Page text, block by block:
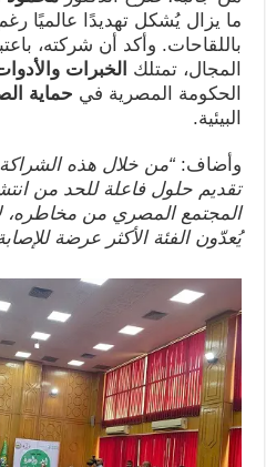
ما يزال يُشكل تهديدًا عالميًا رغم
باللقاحات. وأكد أن شركته،
المجال، تمتلك الخبرات
الحكومة المصرية في حماية
البيئية.
وأضاف: “من خلال هذه الشراكة
تقديم حلول فاعلة للحد من
المجتمع المصري من مخاطره،
يُعدّون الفئة الأكثر عرضة